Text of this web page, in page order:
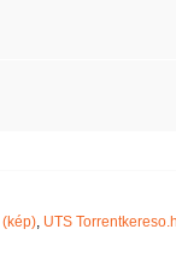
(kép), UTS